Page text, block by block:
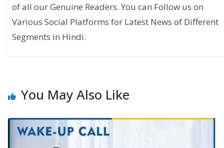
of all our Genuine Readers. You can Follow us on
Various Social Platforms for Latest News of Different
Segments in Hindi.
You May Also Like